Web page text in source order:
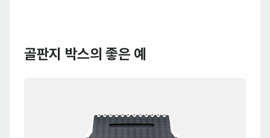
골판지 박스의 좋은 예